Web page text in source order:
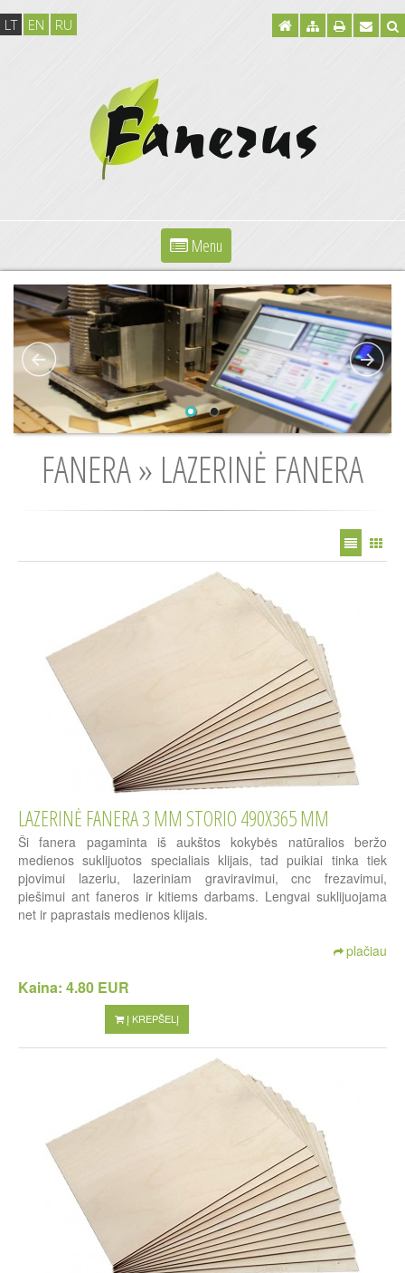
LT EN RU
Menu
FANERA » LAZERINĖ FANERA
LAZERINĖ FANERA 3 MM STORIO 490X365 MM
Ši fanera pagaminta iš aukštos kokybės natūralios beržo
medienos suklijuotos specialiais klijais, tad puikiai tinka tiek
pjovimui lazeriu, lazeriniam graviravimui, cnc frezavimui,
piešimui ant faneros ir kitiems darbams. Lengvai suklijuojama
net ir paprastais medienos klijais.
plačiau
Kaina: 4.80 EUR
Į KREPŠELĮ